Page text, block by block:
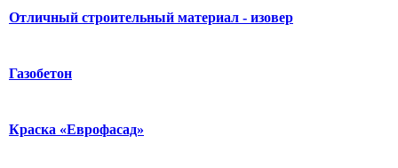
Отличный строительный материал - изовер
Газобетон
Краска «Еврофасад»